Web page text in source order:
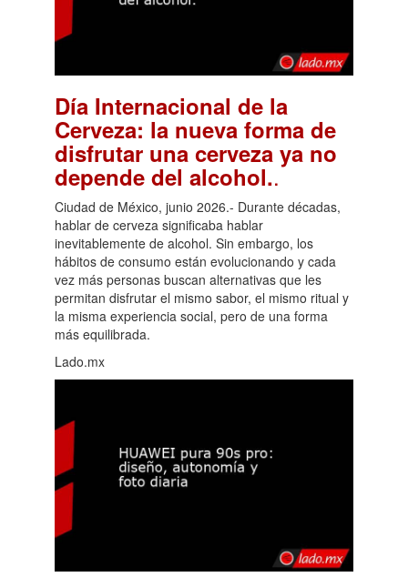
Día Internacional de la
Cerveza: la nueva forma de
disfrutar una cerveza ya no
depende del alcohol..
Ciudad de México, junio 2026.- Durante décadas,
hablar de cerveza significaba hablar
inevitablemente de alcohol. Sin embargo, los
hábitos de consumo están evolucionando y cada
vez más personas buscan alternativas que les
permitan disfrutar el mismo sabor, el mismo ritual y
la misma experiencia social, pero de una forma
más equilibrada.
Lado.mx